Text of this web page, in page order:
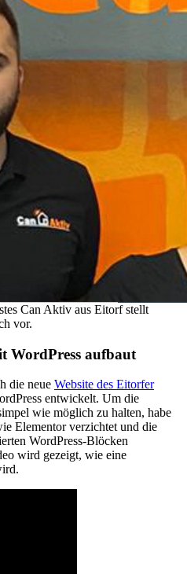
Can Aktiv aus Eitorf stellt
vor.
WordPress aufbaut
die neue Website des Eitorfer
entwickelt. Um die
wie möglich zu halten, habe
Elementor verzichtet und die
WordPress-Blöcken
wird gezeigt, wie eine